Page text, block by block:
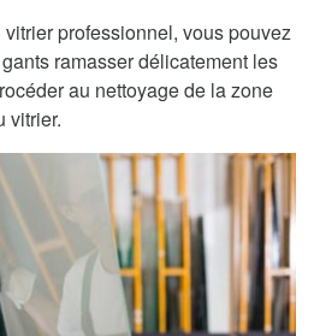
vitrier professionnel, vous pouvez
ramasser délicatement les
au nettoyage de la zone
vitrier.